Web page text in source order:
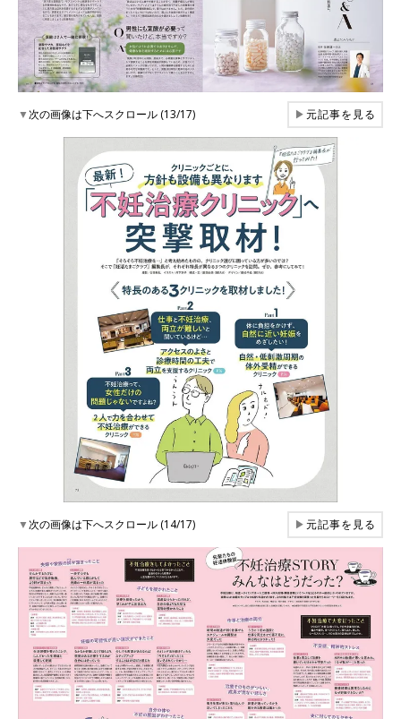
▼次の画像は下へスクロール (13/17) ▶元記事を見る
▼次の画像は下へスクロール (14/17) ▶元記事を見る